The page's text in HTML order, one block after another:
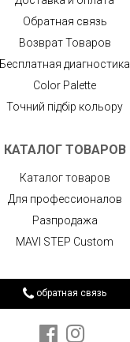
Обратная связь
Возврат Товаров
Бесплатная диагностика
Color Palette
Точний підбір кольору
КАТАЛОГ ТОВАРОВ
Каталог товаров
Для профессионалов
Разпродажа
MAVI STEP Custom
обратная связь